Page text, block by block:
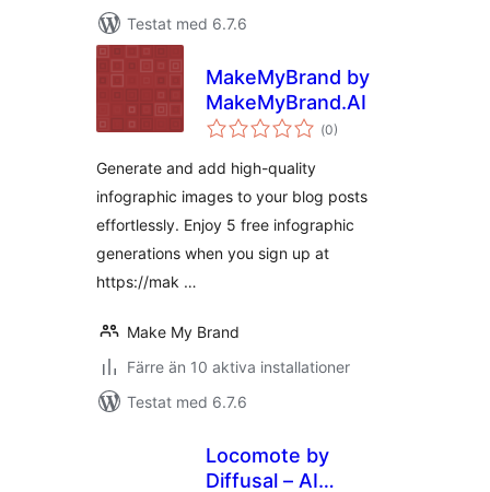
Testat med 6.7.6
MakeMyBrand by
MakeMyBrand.AI
(Totalt
antal
0)
Generate and add high-quality
infographic images to your blog posts
effortlessly. Enjoy 5 free infographic
generations when you sign up at
https://mak …
Make My Brand
Färre än 10 aktiva installationer
Testat med 6.7.6
Locomote by
Diffusal – AI